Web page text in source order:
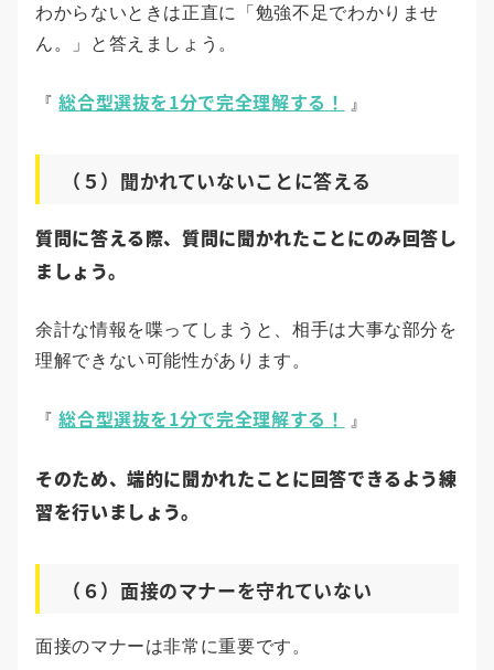
わからないときは正直に「勉強不足でわかりませ
ん。」と答えましょう。
『総合型選抜を1分で完全理解する！ 』
（５）聞かれていないことに答える
質問に答える際、質問に聞かれたことにのみ回答し
ましょう。
余計な情報を喋ってしまうと、相手は大事な部分を
理解できない可能性があります。
『総合型選抜を1分で完全理解する！ 』
そのため、端的に聞かれたことに回答できるよう練
習を行いましょう。
（６）面接のマナーを守れていない
面接のマナーは非常に重要です。